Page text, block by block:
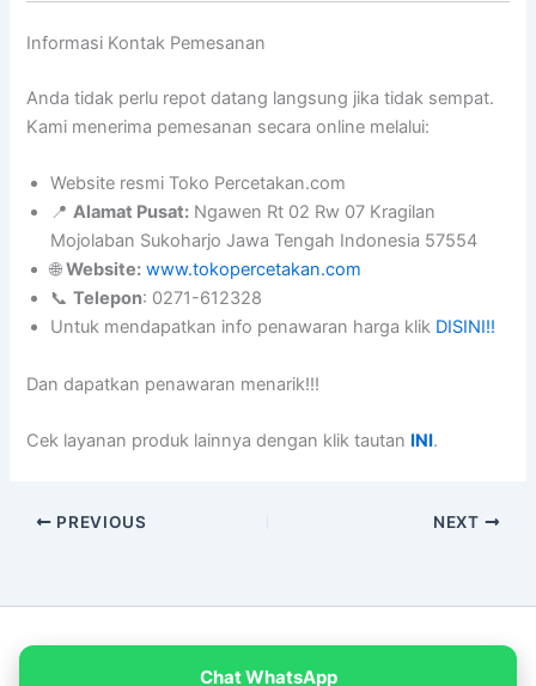
Informasi Kontak Pemesanan
Anda tidak perlu repot datang langsung jika tidak sempat.
Kami menerima pemesanan secara online melalui:
Website resmi Toko Percetakan.com
📍Alamat Pusat: Ngawen Rt 02 Rw 07 Kragilan
Mojolaban Sukoharjo Jawa Tengah Indonesia 57554
🌐Website: www.tokopercetakan.com
📞Telepon: 0271-612328
Untuk mendapatkan info penawaran harga klik DISINI!!
Dan dapatkan penawaran menarik!!!
Cek layanan produk lainnya dengan klik tautan INI.
PREVIOUS NEXT
Chat WhatsApp